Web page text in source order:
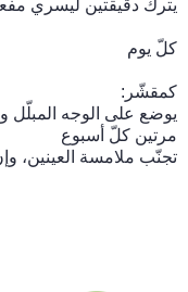
يترك دقيقتين ليسري
كلّ يوم
كمقشّر:
يوضع على الوجه المبلّل
مرتين كلّ أسبوع
تجنّب ملامسة العينين،